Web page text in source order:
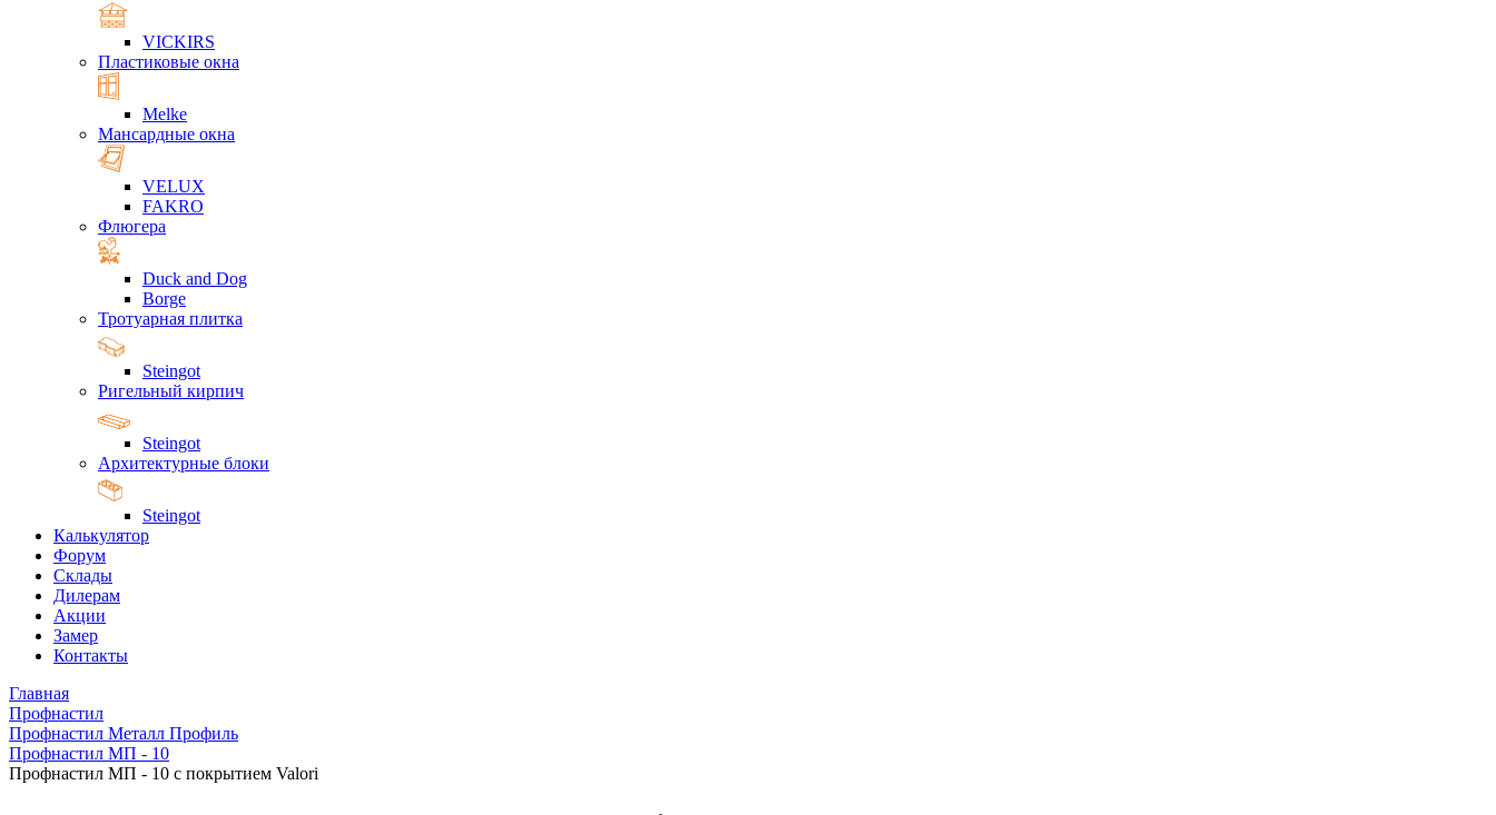
VICKIRS
Пластиковые окна
Melke
Мансардные окна
VELUX
FAKRO
Флюгера
Duck and Dog
Borge
Тротуарная плитка
Steingot
Ригельный кирпич
Steingot
Архитектурные блоки
Steingot
Калькулятор
Форум
Склады
Дилерам
Акции
Замер
Контакты
Главная
Профнастил
Профнастил Металл Профиль
Профнастил МП - 10
Профнастил МП - 10 с покрытием Valori